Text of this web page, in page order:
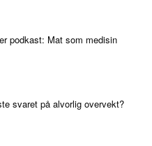
podkast: Mat som medisin
svaret på alvorlig overvekt?